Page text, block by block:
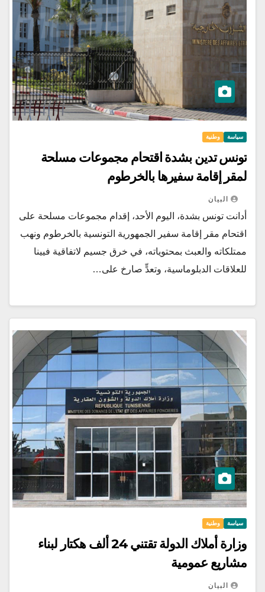
سياسة وطنية
تونس تدين بشدة اقتحام مجموعات مسلحة
لمقر إقامة سفيرها بالخرطوم
البيان
أدانت تونس بشدة، اليوم الأحد، إقدام مجموعات مسلحة على
اقتحام مقر إقامة سفير الجمهورية التونسية بالخرطوم ونهب
ممتلكاته والعبث بمحتوياته، في خرق جسيم لاتفاقية فيينا
للعلاقات الدبلوماسية، وتعدٍّ صارخ على…
سياسة وطنية
وزارة أملاك الدولة تقتني 24 ألف هكتار لبناء
مشاريع عمومية
البيان